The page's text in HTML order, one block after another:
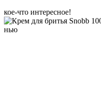
кое-что интересное!
нью